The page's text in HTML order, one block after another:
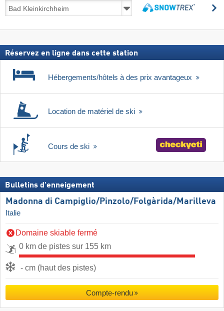
Séjours
au
forfait
Réservez en ligne dans cette station
Hébergements/hôtels à des prix avantageux
Location de matériel de ski
Cours de ski
Bulletins d'enneigement
Madonna di Campiglio/​Pinzolo/​Folgàrida/​Marilleva
Italie
Domaine skiable fermé
0 km de pistes sur 155 km
- cm (haut des pistes)
Compte-rendu